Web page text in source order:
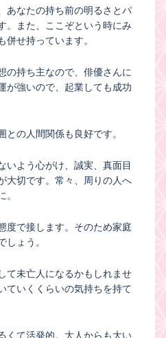
あなたの持ち前の明るさとパ
。また、ここぞという時にみ
併せ持っています。
の持ち主なので、俳優さんに
が強いので、起業しても成功
との人間関係も良好です。
いよう心がけ、誠実、真面目
大切です。常々、周りの人へ
。
度で接します。そのため家庭
しょう。
て未亡人になるかもしれませ
ていくくらいの気持ちを持て
くて活発的。大人からも大い